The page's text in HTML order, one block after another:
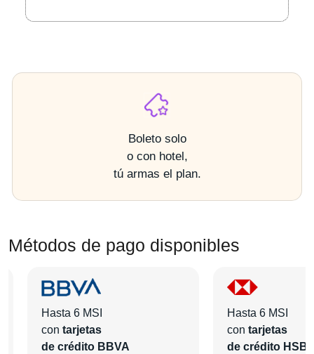
Boleto solo
o con hotel,
tú armas el plan.
Métodos de pago disponibles
Hasta 6 MSI
con tarjetas
de crédito BBVA
Hasta 6 MSI
con tarjetas
de crédito